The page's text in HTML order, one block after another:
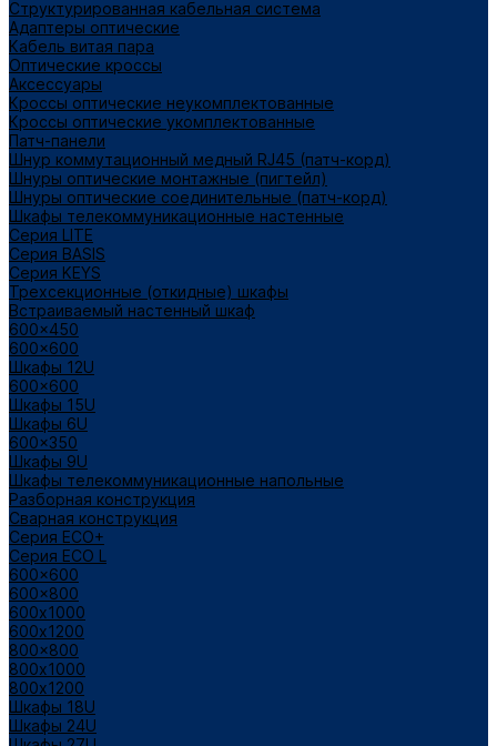
Структурированная кабельная система
Адаптеры оптические
Кабель витая пара
Оптические кроссы
Аксессуары
Кроссы оптические неукомплектованные
Кроссы оптические укомплектованные
Патч-панели
Шнур коммутационный медный RJ45 (патч-корд)
Шнуры оптические монтажные (пигтейл)
Шнуры оптические соединительные (патч-корд)
Шкафы телекоммуникационные настенные
Cерия LITE
Cерия BASIS
Cерия KEYS
Трехсекционные (откидные) шкафы
Встраиваемый настенный шкаф
600x450
600x600
Шкафы 12U
600x600
Шкафы 15U
Шкафы 6U
600x350
Шкафы 9U
Шкафы телекоммуникационные напольные
Разборная конструкция
Сварная конструкция
Серия ECO+
Серия ECO L
600x600
600x800
600х1000
600х1200
800x800
800х1000
800х1200
Шкафы 18U
Шкафы 24U